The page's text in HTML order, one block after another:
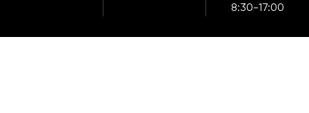
8:30-17:00